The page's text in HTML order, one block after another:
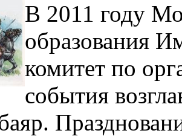
В 2011 году
образования
комитет по
события